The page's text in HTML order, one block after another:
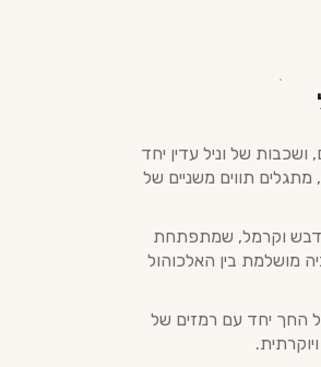
של וניל עדין יחד
תווים משניים של
דבש וקרמל, שמתפתחת
מושלמת בין האלכוהול
החך יחד עם רמזים של